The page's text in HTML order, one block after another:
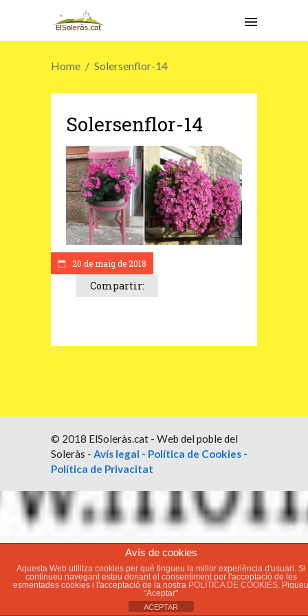
Home Solersenflor-14
20 de maig de 2018
Solersenflor-14
Compartir:
© 2018 ElSoleràs.cat - Web del poble del
Soleràs - Avís legal - Política de Cookies -
Política de Privacitat
Avís de cookies
Aquesta Web utilitza cookies per què tingueu la millor experiència d'usuari. Si
continueu navegant esteu donant el consentiment per l'acceptació de les
esmentades cookies i l'acceptació de la nostra POLÍTICA DE COOKIES. Piqueu
"Aceptar"
ACEPTAR